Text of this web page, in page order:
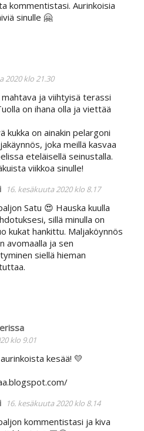
kommentistasi. Aurinkoisia
sinulle 🤗
2020 klo 21.30
ja viihtyisä terassi
on ihana olla ja viettää
kukka on ainakin pelargoni
joka meillä kasvaa
eteläisellä seinustalla.
viikkoa sinulle!
16. kesäkuuta 2020 klo 8.17
Satu 😍 Hauska kuulla
sillä minulla on
kukat hankittu. Maljaköynnös
avomaalla ja sen
siellä hieman
klo 9.01
kesää! 💛
16. kesäkuuta 2020 klo 8.14
kommentistasi ja kiva